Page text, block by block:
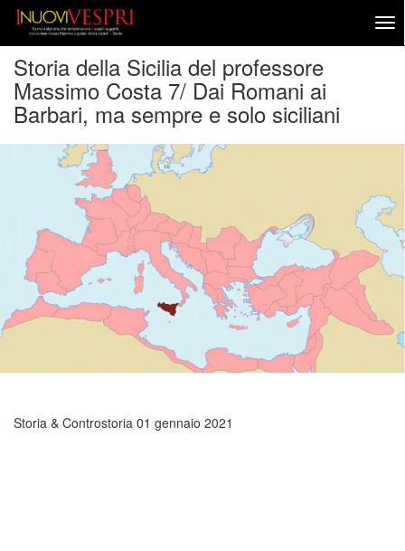
Storia della Sicilia del professore
Massimo Costa 7/ Dai Romani ai
Barbari, ma sempre e solo siciliani
Storia & Controstoria 01 gennaio 2021